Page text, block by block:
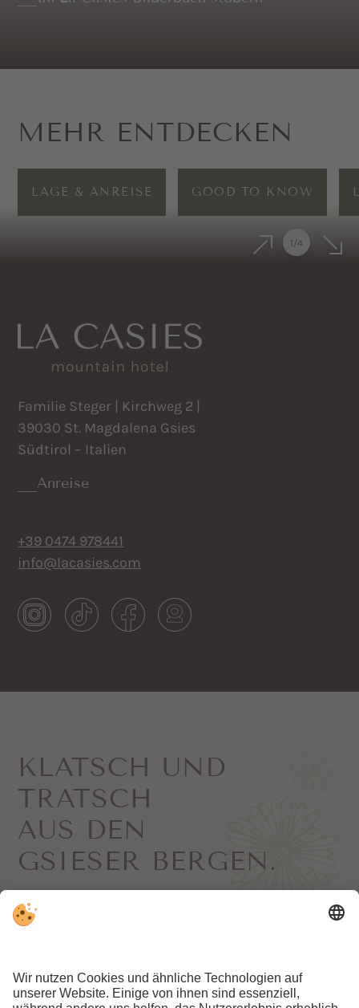
MEHR ENTDECKEN
LAGE & ANREISE GOOD TO KNOW
1/4
Familie Steger | Kirchweg 2 |
39030 St. Magdalena Gsies
Südtirol – Italien
Anreise
+39 0474 978441
info@lacasies.com
KLATSCH UND
TRATSCH
AUS DEN
GSIESER BERGEN.